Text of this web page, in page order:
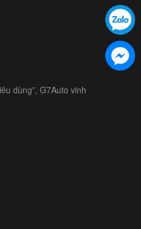
dùng”, G7Auto vinh